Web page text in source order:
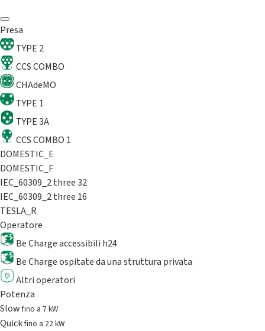
Presa
TYPE 2
CCS COMBO
CHAdeMO
TYPE 1
TYPE 3A
CCS COMBO 1
DOMESTIC_E
DOMESTIC_F
IEC_60309_2 three 32
IEC_60309_2 three 16
TESLA_R
Operatore
Be Charge accessibili h24
Be Charge ospitate da una struttura privata
Altri operatori
Potenza
Slowfino a 7 kW
Quickfino a 22 kW